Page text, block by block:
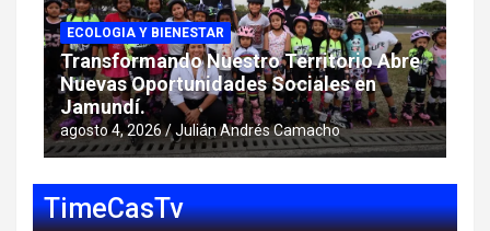
ECOLOGIA Y BIENESTAR
Transformando Nuestro Territorio Abre
Nuevas Oportunidades Sociales en
Jamundí.
agosto 4, 2026 Julián Andrés Camacho
TimeCasTv